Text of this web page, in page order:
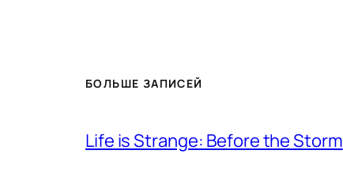
БОЛЬШЕ ЗАПИСЕЙ
Life is Strange: Before the Storm